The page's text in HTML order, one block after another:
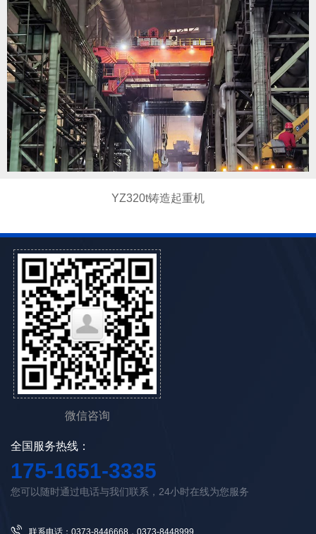
YZ320t铸造起重机
微信咨询
全国服务热线：
175-1651-3335
您可以随时通过电话与我们联系，24小时在线为您服务
联系电话：0373-8446668，0373-8448999